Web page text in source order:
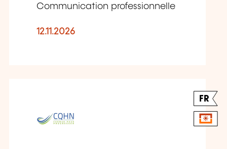
Communication professionnelle
12.11.2026
FR